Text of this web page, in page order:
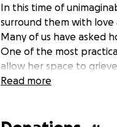
In this time of
surround them with love
Many of us have asked
One of the most
allow her space to
heartbreaking journey.
Read more